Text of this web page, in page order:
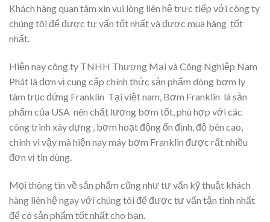
Khách hàng quan tâm xin vui lòng liên hệ trực tiếp với công ty
chúng tôi để được tư vấn tốt nhất và được mua hàng tốt
nhất.
Hiện nay công ty TNHH Thương Mại và Công Nghiệp Nam
Phát là đơn vị cung cấp chính thức sản phẩm dòng bơm ly
tâm trục đứng Franklin Tại việt nam, Bơm Franklin là sản
phẩm của USA nên chất lượng bơm tốt, phù hợp với các
công trình xây dựng , bơm hoạt động ổn định, độ bên cao,
chính vì vậy mà hiện nay máy bơm Franklin được rất nhiều
đơn vị tin dùng.
Mọi thông tin về sản phẩm cũng như tư vấn kỹ thuật khách
hàng liên hệ ngay với chúng tôi để được tư vấn tận tình nhất
để có sản phẩm tốt nhất cho bạn.